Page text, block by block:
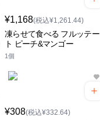
¥1,168(税込¥1,261.44)
凍らせて食べる フルッテー
ト ピーチ&マンゴー
1個
¥308(税込¥332.64)